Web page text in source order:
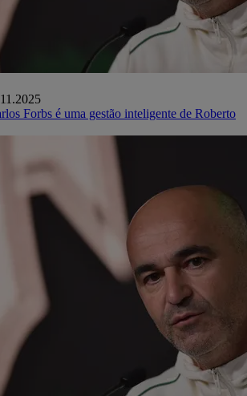
Forbs é uma gestão inteligente de Roberto